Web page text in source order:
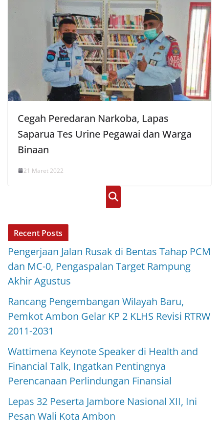
Cegah Peredaran Narkoba, Lapas
Saparua Tes Urine Pegawai dan Warga
Binaan
21 Maret 2022
Cari
Recent Posts
Pengerjaan Jalan Rusak di Bentas Tahap PCM
dan MC-0, Pengaspalan Target Rampung
Akhir Agustus
Rancang Pengembangan Wilayah Baru,
Pemkot Ambon Gelar KP 2 KLHS Revisi RTRW
2011-2031
Wattimena Keynote Speaker di Health and
Financial Talk, Ingatkan Pentingnya
Perencanaan Perlindungan Finansial
Lepas 32 Peserta Jambore Nasional XII, Ini
Pesan Wali Kota Ambon